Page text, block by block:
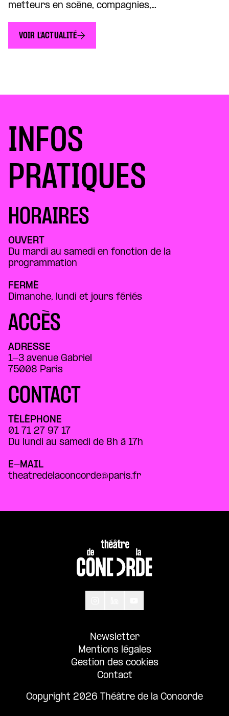
metteurs en scène, compagnies,
pour découvrir les créations qui traversent
notre époque et dessinent les imaginaires de
demain. Cette année encore, de nombreux liens
VOIR L'ACTUALITÉ
INFOS
PRATIQUES
HORAIRES
OUVERT
Du mardi au samedi en fonction de la
programmation
FERMÉ
Dimanche, lundi et jours fériés
ACCÈS
ADRESSE
1-3 avenue Gabriel
75008 Paris
CONTACT
TÉLÉPHONE
01 71 27 97 17
Du lundi au samedi de 8h à 17h
E-MAIL
theatredelaconcorde@paris.fr
Copyright 2026 Théâtre de la Concorde
Newsletter
Mentions légales
Gestion des cookies
Contact